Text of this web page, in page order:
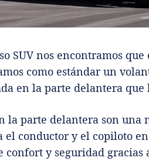
SUV nos encontramos
como estándar un
en la parte delantera
la parte delantera son una
conductor y el copiloto
y seguridad gracias